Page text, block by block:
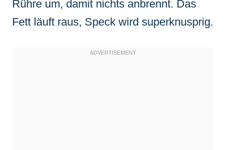
Rühre um, damit nichts anbrennt. Das
Fett läuft raus, Speck wird superknusprig.